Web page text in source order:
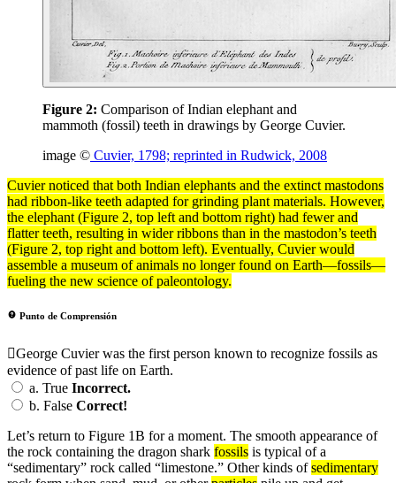
Figure 2: Comparison of Indian elephant and
mammoth (fossil) teeth in drawings by George Cuvier.
image © Cuvier, 1798; reprinted in Rudwick, 2008
Cuvier noticed that both Indian elephants and the extinct mastodons
had ribbon-like teeth adapted for grinding plant materials. However,
the elephant (Figure 2, top left and bottom right) had fewer and
flatter teeth, resulting in wider ribbons than in the mastodon’s teeth
(Figure 2, top right and bottom left). Eventually, Cuvier would
assemble a museum of animals no longer found on Earth—fossils—
fueling the new science of paleontology.
Punto de Comprensión
George Cuvier was the first person known to recognize fossils as
evidence of past life on Earth.
a. True Incorrect.
b. False Correct!
Let’s return to Figure 1B for a moment. The smooth appearance of
the rock containing the dragon shark fossils is typical of a
“sedimentary” rock called “limestone.” Other kinds ofsedimentary